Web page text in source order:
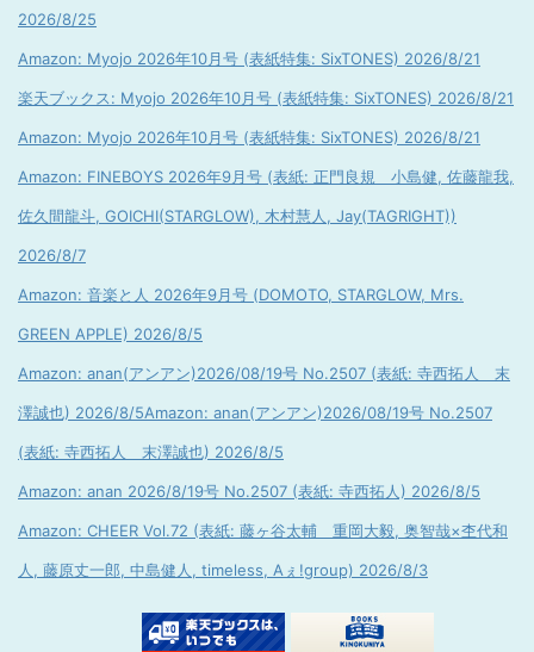
2026/8/25
Amazon: Myojo 2026年10月号 (表紙特集: SixTONES) 2026/8/21
楽天ブックス: Myojo 2026年10月号 (表紙特集: SixTONES) 2026/8/21
Amazon: Myojo 2026年10月号 (表紙特集: SixTONES) 2026/8/21
Amazon: FINEBOYS 2026年9月号 (表紙: 正門良規 小島健, 佐藤龍我,
佐久間龍斗, GOICHI(STARGLOW), 木村慧人, Jay(TAGRIGHT))
2026/8/7
Amazon: 音楽と人 2026年9月号 (DOMOTO, STARGLOW, Mrs.
GREEN APPLE) 2026/8/5
Amazon: anan(アンアン)2026/08/19号 No.2507 (表紙: 寺西拓人 末
澤誠也) 2026/8/5Amazon: anan(アンアン)2026/08/19号 No.2507
(表紙: 寺西拓人 末澤誠也) 2026/8/5
Amazon: anan 2026/8/19号 No.2507 (表紙: 寺西拓人) 2026/8/5
Amazon: CHEER Vol.72 (表紙: 藤ヶ谷太輔 重岡大毅, 奥智哉×杢代和
人, 藤原丈一郎, 中島健人, timeless, Aぇ!group) 2026/8/3